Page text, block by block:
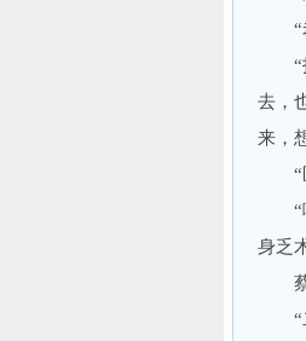
“老
“托
去，
来，
“区
“哦
身乏
蔡
“二